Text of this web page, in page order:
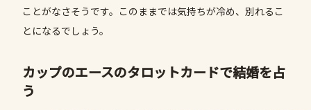
ことがなさそうです。このままでは気持ちが冷め、別れるこ
とになるでしょう。
カップのエースのタロットカードで結婚を占
う